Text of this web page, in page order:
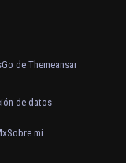
de Themeansar
de datos
Sobre mí